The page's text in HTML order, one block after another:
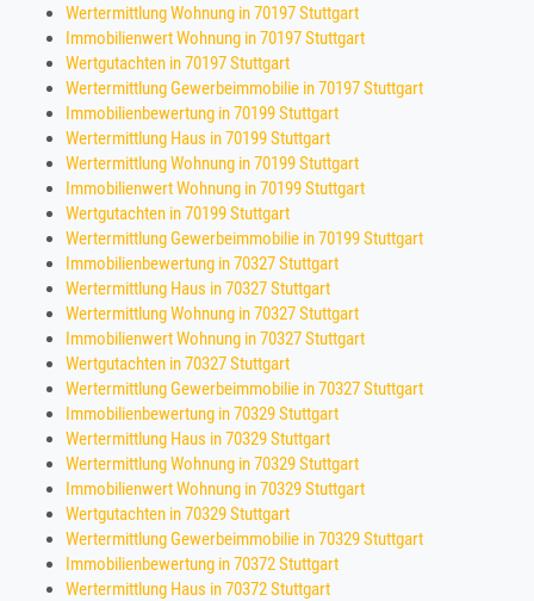
Wertermittlung Wohnung in 70197 Stuttgart
Immobilienwert Wohnung in 70197 Stuttgart
Wertgutachten in 70197 Stuttgart
Wertermittlung Gewerbeimmobilie in 70197 Stuttgart
Immobilienbewertung in 70199 Stuttgart
Wertermittlung Haus in 70199 Stuttgart
Wertermittlung Wohnung in 70199 Stuttgart
Immobilienwert Wohnung in 70199 Stuttgart
Wertgutachten in 70199 Stuttgart
Wertermittlung Gewerbeimmobilie in 70199 Stuttgart
Immobilienbewertung in 70327 Stuttgart
Wertermittlung Haus in 70327 Stuttgart
Wertermittlung Wohnung in 70327 Stuttgart
Immobilienwert Wohnung in 70327 Stuttgart
Wertgutachten in 70327 Stuttgart
Wertermittlung Gewerbeimmobilie in 70327 Stuttgart
Immobilienbewertung in 70329 Stuttgart
Wertermittlung Haus in 70329 Stuttgart
Wertermittlung Wohnung in 70329 Stuttgart
Immobilienwert Wohnung in 70329 Stuttgart
Wertgutachten in 70329 Stuttgart
Wertermittlung Gewerbeimmobilie in 70329 Stuttgart
Immobilienbewertung in 70372 Stuttgart
Wertermittlung Haus in 70372 Stuttgart